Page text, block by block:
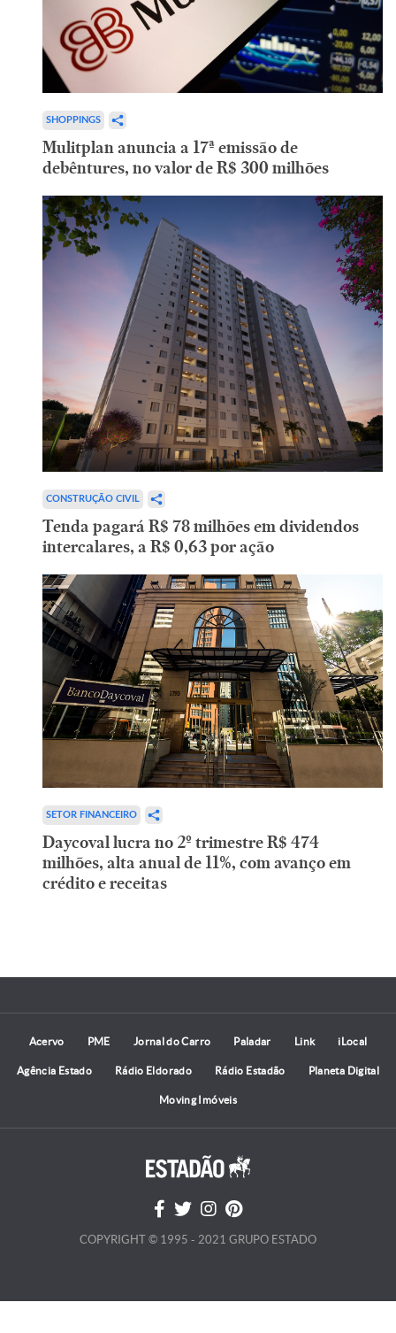
SHOPPINGS
Mulitplan anuncia a 17ª emissão de
debêntures, no valor de R$ 300 milhões
CONSTRUÇÃO CIVIL
Tenda pagará R$ 78 milhões em dividendos
intercalares, a R$ 0,63 por ação
SETOR FINANCEIRO
Daycoval lucra no 2º trimestre R$ 474
milhões, alta anual de 11%, com avanço em
crédito e receitas
Acervo PME Jornal do Carro Paladar Link iLocal
Agência Estado Rádio Eldorado Rádio Estadão Planeta Digital
Moving Imóveis
COPYRIGHT © 1995 - 2021 GRUPO ESTADO